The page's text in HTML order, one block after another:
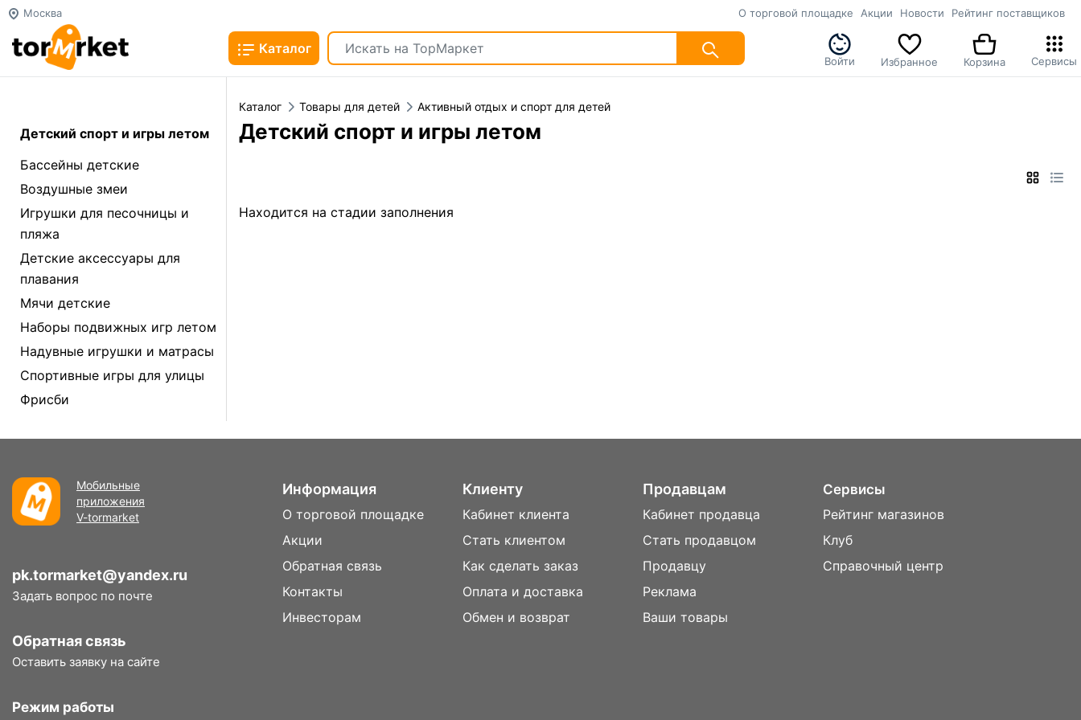
Москва О торговой площадке Акции Новости Рейтинг поставщиков
Каталог
Войти Избранное Корзина Сервисы
Детский спорт и игры летом
Бассейны детские
Воздушные змеи
Игрушки для песочницы и
пляжа
Детские аксессуары для
плавания
Мячи детские
Наборы подвижных игр летом
Надувные игрушки и матрасы
Спортивные игры для улицы
Фрисби
Каталог Товары для детей Активный отдых и спорт для детей
Детский спорт и игры летом
Находится на стадии заполнения
Мобильные
приложения
V-tormarket
pk.tormarket@yandex.ru
Задать вопрос по почте
Обратная связь
Оставить заявку на сайте
Режим работы
Информация
О торговой площадке
Акции
Обратная связь
Контакты
Инвесторам
Клиенту
Кабинет клиента
Стать клиентом
Как сделать заказ
Оплата и доставка
Обмен и возврат
Продавцам
Кабинет продавца
Стать продавцом
Продавцу
Реклама
Ваши товары
Сервисы
Рейтинг магазинов
Клуб
Справочный центр